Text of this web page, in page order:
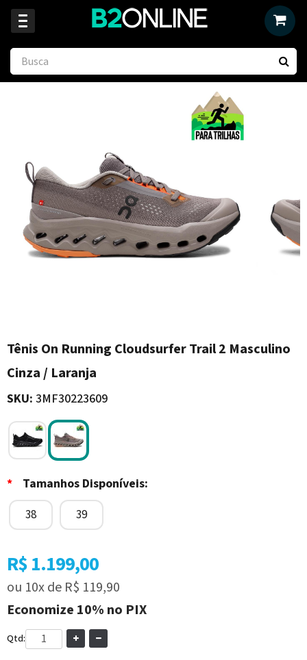
Tênis On Running Cloudsurfer Trail 2 Masculino
Cinza / Laranja
SKU: 3MF30223609
* Tamanhos Disponíveis:
38 39
R$ 1.199,00
ou 10xde R$ 119,90
Economize 10% no PIX
Qtd: